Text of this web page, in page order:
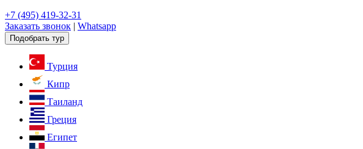
+7 (495) 419-32-31
Заказать звонок | Whatsapp
Подобрать тур
Турция
Кипр
Таиланд
Греция
Египет